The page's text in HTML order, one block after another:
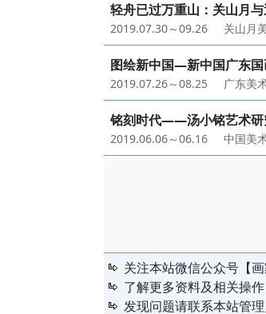
轻舟已过万重山：关山月
2019.07.30～09.26 关山月
图绘新中国—新中国广东国
2019.07.26～08.25 广东美
铭刻时代——汤小铭艺术研
2019.06.06～06.16 中国美
关注本站微信公众号【
了解更多资料及相关操
发现问题请联系本站管